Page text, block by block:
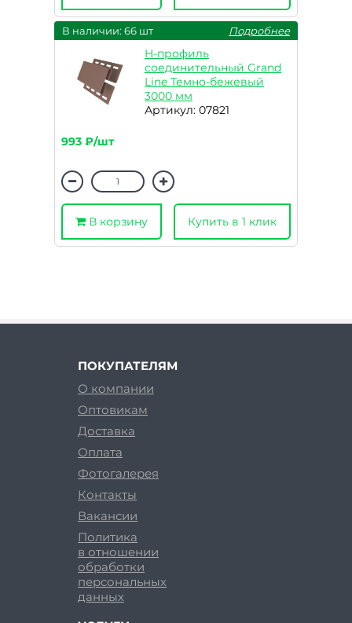
В наличии: 66 шт Подробнее
H-профиль
соединительный Grand
Line Темно-бежевый
3000 мм
Артикул: 07821
993 ₽/шт
В корзину Купить в 1 клик
ПОКУПАТЕЛЯМ
О компании
Оптовикам
Доставка
Оплата
Фотогалерея
Контакты
Вакансии
Политика
в отношении
обработки
персональных
данных